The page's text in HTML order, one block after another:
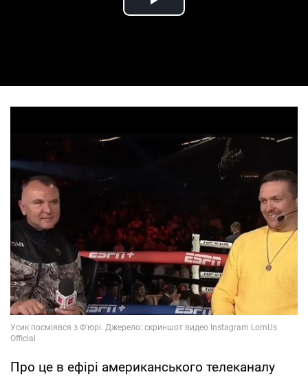
Play Video
Про це в ефірі американського телеканалу